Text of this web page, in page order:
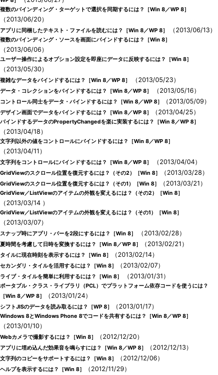
複数のバインディング・ターゲットで選択を同期するには？［Win 8／WP 8］
（2013/06/20）
アプリに同梱したテキスト・ファイルを読むには？［Win 8／WP 8］ （2013/06/13）
複数のバインディング・ソースを画面にバインドするには？［Win 8］
（2013/06/06）
ユーザー操作によるオプション設定を即座にデータに反映するには？［Win 8］
（2013/05/30）
複雑なデータをバインドするには？［Win 8／WP 8］ （2013/05/23）
データ・コレクションをバインドするには？［Win 8／WP 8］ （2013/05/16）
コントロール同士をデータ・バインドするには？［Win 8／WP 8］ （2013/05/09）
デザイン画面でデータをバインドするには？［Win 8／WP 8］ （2013/04/25）
バインドするデータのPropertyChangedを楽に実装するには？［Win 8／WP 8］
（2013/04/18）
文字列以外の値をコントロールにバインドするには？［Win 8／WP 8］
（2013/04/11）
文字列をコントロールにバインドするには？［Win 8／WP 8］ （2013/04/04）
GridViewのスクロール位置を復元するには？（その2）［Win 8］ （2013/03/28）
GridViewのスクロール位置を復元するには？（その1）［Win 8］ （2013/03/21）
GridView／ListViewのアイテムの外観を変えるには？（その2）［Win 8］
（2013/03/14 ）
GridView／ListViewのアイテムの外観を変えるには？（その1）［Win 8］
（2013/03/07）
スナップ時にアプリ・バーを2段にするには？［Win 8］ （2013/02/28）
夏時間を考慮して日時を変換するには？［Win 8／WP 8］ （2013/02/21）
タイルに現在時刻を表示するには？［Win 8］ （2013/02/14）
セカンダリ・タイルを活用するには？［Win 8］ （2013/02/07）
ライブ・タイルを簡単に利用するには？［Win 8］ （2013/01/31）
ポータブル・クラス・ライブラリ（PCL）でプラットフォーム依存コードを使うには？
［Win 8／WP 8］
（2013/01/24）
シフトJISのデータを読み取るには？［WP 8］ （2013/01/17）
Windows 8とWindows Phone 8でコードを共有するには？［Win 8／WP 8］
（2013/01/10）
Webカメラで撮影するには？［Win 8］ （2012/12/20）
アプリに埋め込んだ効果音を鳴らすには？［Win 8／WP 8］ （2012/12/13）
文字列のコピーをサポートするには？［Win 8］ （2012/12/06）
ヘルプを表示するには？［Win 8］ （2012/11/29）